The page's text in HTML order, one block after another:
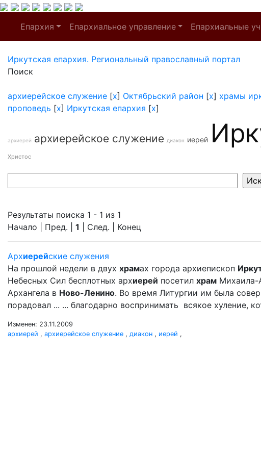
Епархия Епархиальное управление Епархиальные
Иркутская епархия. Региональный православный портал
Поиск
архиерейское служение [x] Октябрьский район [x] храмы
проповедь [x] Иркутская епархия [x]
архиерей архиерейское служение диакон иерей
Христос
Результаты поиска 1 - 1 из 1
Начало | Пред. | 1 | След. | Конец
Архиерейские служения
На прошлой недели в двух храмах города архиепископ
Небесных Сил бесплотных архиерей посетил храм Михаила-
Архангела в Ново-Ленино. Во время Литургии им была
порадовал ... ... благодарно воспринимать всякое хуление,
Изменен: 23.11.2009
архиерей , архиерейское служение , диакон , иерей ,